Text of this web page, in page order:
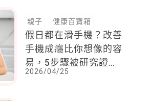
親子 健康百寶箱
假日都在滑手機？改善
手機成癮比你想像的容
易，5步驟被研究證實
有效
2026/04/25